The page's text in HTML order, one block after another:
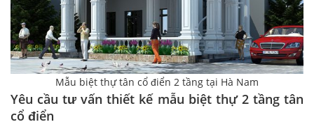
Mẫu biệt thự tân cổ điển 2 tầng tại Hà Nam
Yêu cầu tư vấn thiết kế mẫu biệt thự 2 tầng tân
cổ điển